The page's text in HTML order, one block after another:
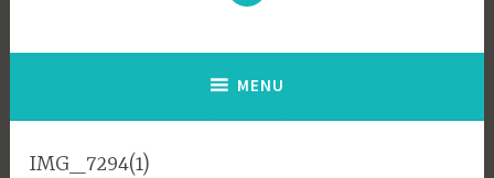
à
;-)
MENU
IMG_7294(1)